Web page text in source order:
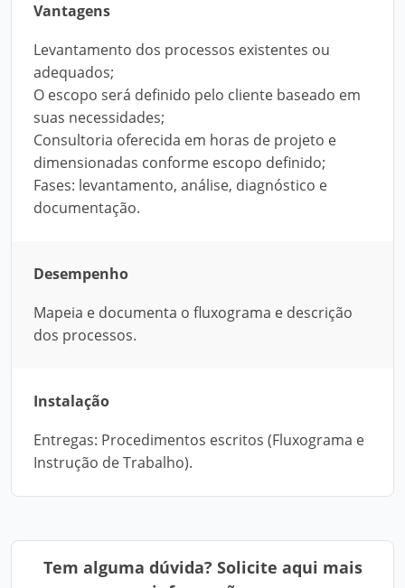
Vantagens
Levantamento dos processos existentes ou
adequados;
O escopo será definido pelo cliente baseado em
suas necessidades;
Consultoria oferecida em horas de projeto e
dimensionadas conforme escopo definido;
Fases: levantamento, análise, diagnóstico e
documentação.
Desempenho
Mapeia e documenta o fluxograma e descrição
dos processos.
Instalação
Entregas: Procedimentos escritos (Fluxograma e
Instrução de Trabalho).
Tem alguma dúvida? Solicite aqui mais